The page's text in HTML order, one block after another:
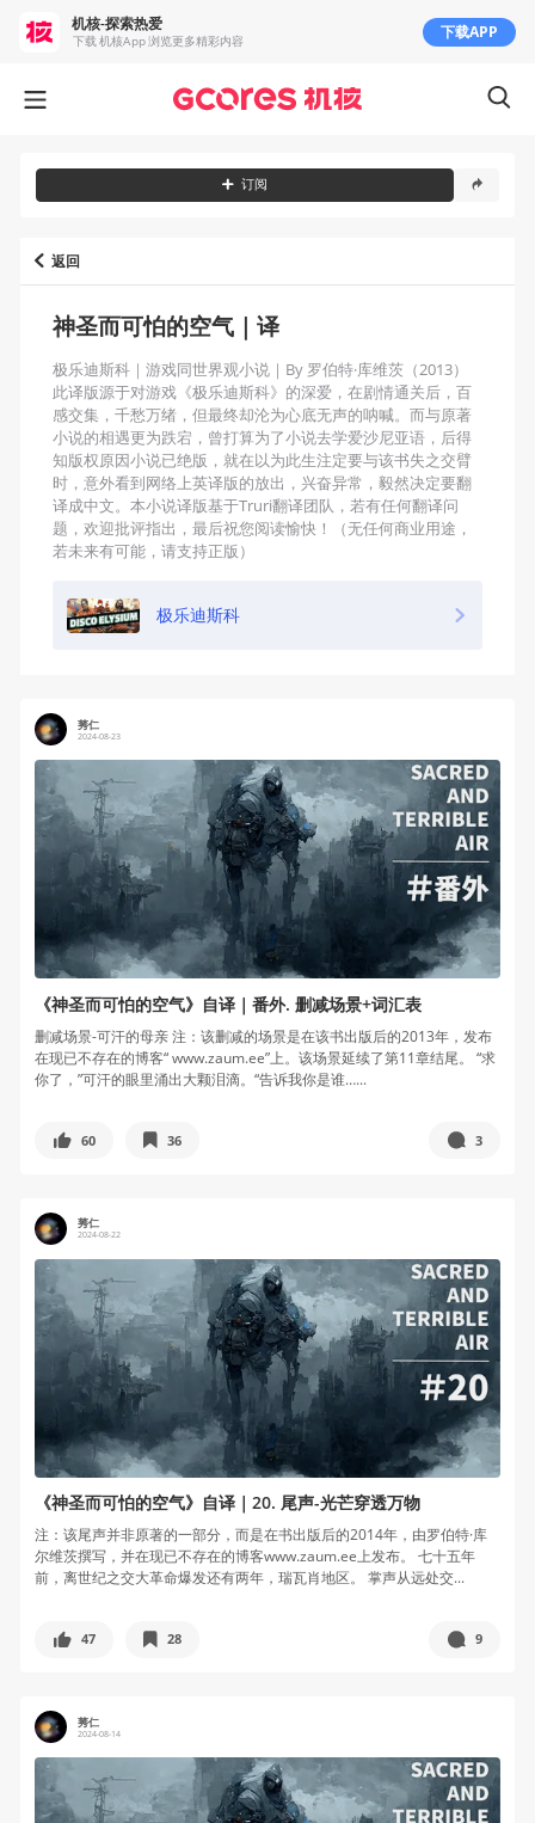
返回
神圣而可怕的空气｜译
极乐迪斯科｜游戏同世界观小说｜By 罗伯特·库维茨（2013）
此译版源于对游戏《极乐迪斯科》的深爱，在剧情通关后，百
感交集，千愁万绪，但最终却沦为心底无声的呐喊。而与原著
小说的相遇更为跌宕，曾打算为了小说去学爱沙尼亚语，后得
知版权原因小说已绝版，就在以为此生注定要与该书失之交臂
时，意外看到网络上英译版的放出，兴奋异常，毅然决定要翻
译成中文。本小说译版基于Truri翻译团队，若有任何翻译问
题，欢迎批评指出，最后祝您阅读愉快！（无任何商业用途，
若未来有可能，请支持正版）
极乐迪斯科
莠仁
2024-08-23
《神圣而可怕的空气》自译｜番外. 删减场景+词汇表
删减场景-可汗的母亲 注：该删减的场景是在该书出版后的2013年，发布
在现已不存在的博客“ www.zaum.ee”上。该场景延续了第11章结尾。 “求
你了，”可汗的眼里涌出大颗泪滴。“告诉我你是谁…...
60 36 3
莠仁
2024-08-22
《神圣而可怕的空气》自译｜20. 尾声-光芒穿透万物
注：该尾声并非原著的一部分，而是在书出版后的2014年，由罗伯特·库
尔维茨撰写，并在现已不存在的博客www.zaum.ee上发布。 七十五年
前，离世纪之交大革命爆发还有两年，瑞瓦肖地区。 掌声从远处交...
47 28 9
莠仁
2024-08-14
订阅
机核-探索热爱
下载 机核App 浏览更多精彩内容 下载APP